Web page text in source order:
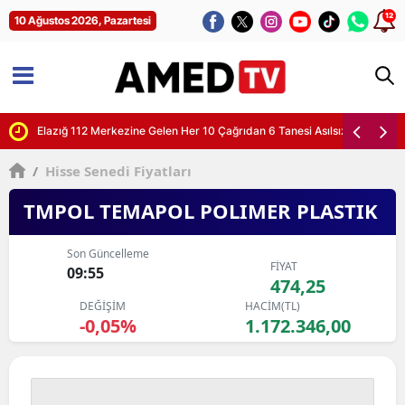
10 Ağustos 2026, Pazartesi 12
Elazığ 112 Merkezine Gelen Her 10 Çağrıdan 6 Tanesi Asılsız Çıkıyor
/ Hisse Senedi Fiyatları
TMPOL TEMAPOL POLIMER PLASTIK
Son Güncelleme
09:55 FİYAT
474,25
DEĞİŞİM
-0,05%
HACİM(TL)
1.172.346,00